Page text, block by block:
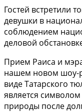
Гостей встретили
девушки в
соблюдением
деловой
Прием Раиса и
нашем новом шоу-
виде Татарского
является
природы после